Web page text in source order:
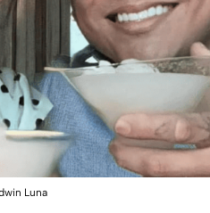
Luna